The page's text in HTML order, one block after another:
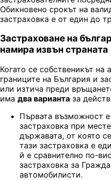
Обикновено срокът на
застраховка е от един до
Застраховане на
намира извън страната
Когато се собственикът на
границите на България и
или изтича преди
има два варианта за
Първата възможност
застраховка при
държавата, от която
тази застраховка е
й е сравнително по-
застраховка за
автомобилисти.